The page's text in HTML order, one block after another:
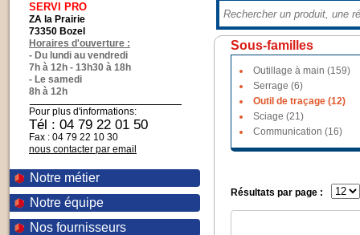
SERVI PRO
ZA la Prairie
73350 Bozel
Horaires d'ouverture :
- Du lundi au vendredi
7h à 12h - 13h30 à 18h
- Le samedi
8h à 12h
Pour plus d'informations:
Tél : 04 79 22 01 50
Fax : 04 79 22 10 30
nous contacter par email
Notre métier
Notre équipe
Nos fournisseurs
Sous-familles
Outillage à main (159)
Serrage (6)
Outil de traçage (12)
Sciage (21)
Communication (16)
Résultats par page :